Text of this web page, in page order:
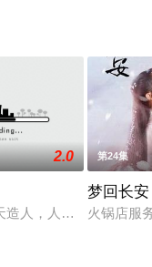
情网等平台了
阿，敢于和社会上恶
2.0
造人，人类穷极整个历
第24集
梦回长安
火锅店服